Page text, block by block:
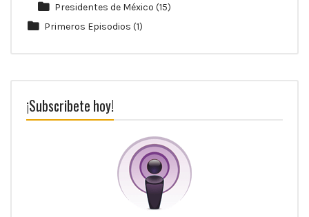
Presidentes de México (15)
Primeros Episodios (1)
¡Subscribete hoy!